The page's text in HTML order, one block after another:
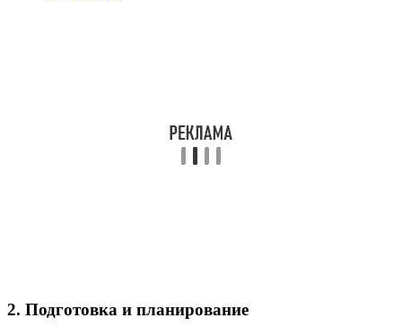
2. Подготовка и планирование